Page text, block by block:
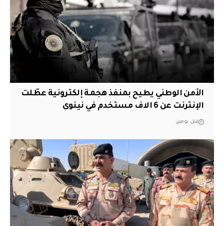
الأمن الوطني يطيح بمنفذ هجمة إلكترونية عطّلت
الإنترنت عن 6 الاف مستخدم في نينوى
قبل يومين